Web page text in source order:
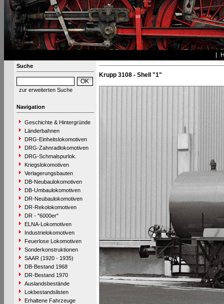
Suche
zur erweiterten Suche
Navigation
Geschichte & Hintergründe
Länderbahnen
DRG-Einheitslokomotiven
DRG-Zahnradlokomotiven
DRG-Schmalspurlok.
Kriegslokomotiven
Verlagerungsbauten
DB-Neubaulokomotiven
DB-Umbaulokomotiven
DR-Neubaulokomotiven
DR-Rekolokomotiven
DR - "6000er"
ELNA-Lokomotiven
Industrielokomotiven
Feuerlose Lokomotiven
Sonderkonstruktionen
SAAR (1920 - 1935)
DB-Bestand 1968
DR-Bestand 1970
Auslandsbestände
Lokbestandslisten
Erhaltene Fahrzeuge
Krupp 3108 - Shell "1"